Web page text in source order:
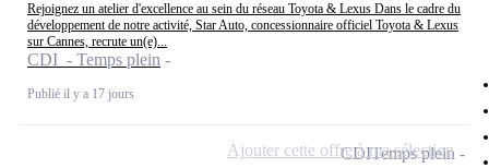
Rejoignez un atelier d'excellence au sein du réseau Toyota & Lexus Dans le cadre du
développement de notre activité, Star Auto, concessionnaire officiel Toyota & Lexus
sur Cannes, recrute un(e)...
CDI - Temps plein
Publié il y a 17 jours
CDITemps plein
Ajouter cette offre à ma sélection